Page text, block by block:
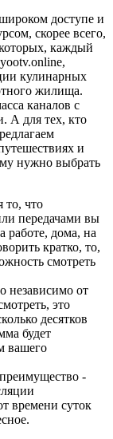
доступе и
скорее всего,
каждый
кулинарных
жилища.
каналов с
А для тех, кто
и
нужно выбрать
то, что
передачами вы
работе, дома, на
кратко, то,
смотреть
независимо от
это
десятков
будет
вашего
-
времени суток